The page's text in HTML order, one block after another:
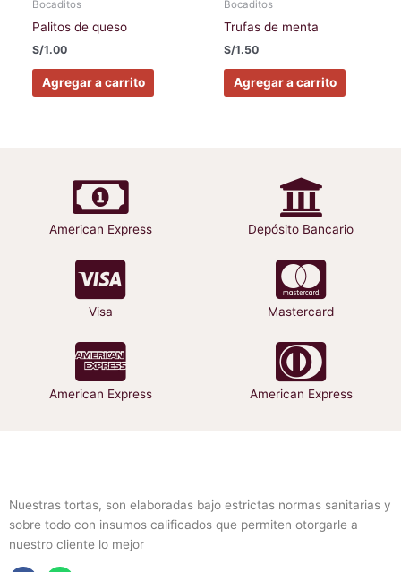
Bocaditos
Palitos de queso
S/1.00
Agregar a carrito
Bocaditos
Trufas de menta
S/1.50
Agregar a carrito
American Express Depósito Bancario
Visa Mastercard
American Express American Express
Nuestras tortas, son elaboradas bajo estrictas normas sanitarias y
sobre todo con insumos calificados que permiten otorgarle a
nuestro cliente lo mejor